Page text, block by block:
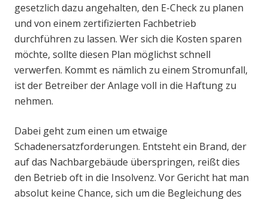
gesetzlich dazu angehalten, den E-Check zu planen
und von einem zertifizierten Fachbetrieb
durchführen zu lassen. Wer sich die Kosten sparen
möchte, sollte diesen Plan möglichst schnell
verwerfen. Kommt es nämlich zu einem Stromunfall,
ist der Betreiber der Anlage voll in die Haftung zu
nehmen.
Dabei geht zum einen um etwaige
Schadenersatzforderungen. Entsteht ein Brand, der
auf das Nachbargebäude überspringen, reißt dies
den Betrieb oft in die Insolvenz. Vor Gericht hat man
absolut keine Chance, sich um die Begleichung des